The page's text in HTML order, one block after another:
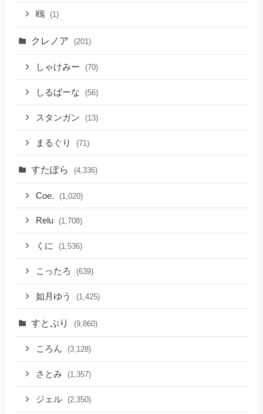
鴎 (1)
クレノア (201)
しゃけみー (70)
しるばーな (56)
スタンガン (13)
まるぐり (71)
すたぽら (4,336)
Coe. (1,020)
Relu (1,708)
くに (1,536)
こったろ (639)
如月ゆう (1,425)
すとぷり (9,860)
ころん (3,128)
さとみ (1,357)
ジェル (2,350)